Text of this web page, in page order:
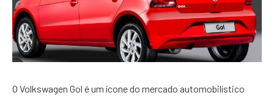
O Volkswagen Gol é um ícone do mercado automobilístico